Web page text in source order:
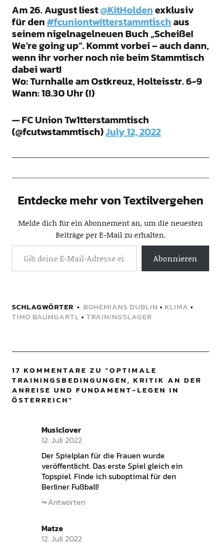
Am 26. August liest@KitHoldenexklusiv
für den#fcuniontwitterstammtischaus
seinem nigelnagelneuen Buch „Scheiße!
We‘re going up“. Kommt vorbei – auch dann,
wenn ihr vorher noch nie beim Stammtisch
dabei wart!
Wo: Turnhalle am Ostkreuz, Holteisstr. 6-9
Wann: 18.30 Uhr (!)
— FC Union Tw1tterstammtisch
(@fcutwstammtisch)July 12, 2022
Entdecke mehr von Textilvergehen
Melde dich für ein Abonnement an, um die neuesten
Beiträge per E-Mail zu erhalten.
Abonnieren
SCHLAGWÖRTER BOHEMIANS DUBLIN • KLIMA •
TIMO BAUMGARTL • TRAININGSLAGER
17 KOMMENTARE ZU “OPTIMALE
TRAININGSBEDINGUNGEN, KRITIK AN DER
ANREISE UND FUNDAMENT-LEGEN IN
ÖSTERREICH”
Musiclover
12. Juli 2022
Der Spielplan für die Frauen wurde
veröffentlicht. Das erste Spiel gleich ein
Topspiel. Finde ich suboptimal für den
Berliner Fußball!
Antworten
Matze
12. Juli 2022